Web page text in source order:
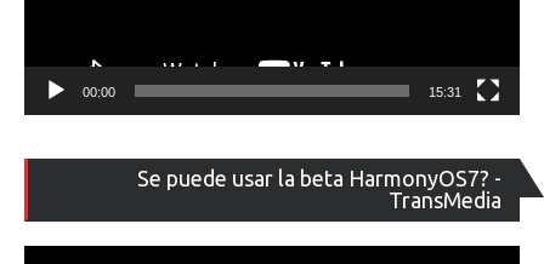
00:00 15:31
Se puede usar la beta HarmonyOS7? -
TransMedia
de